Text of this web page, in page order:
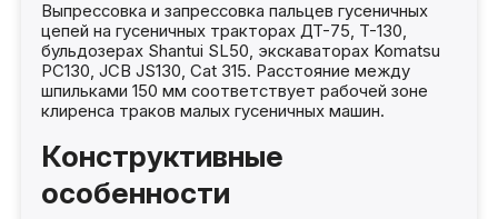
Выпрессовка и запрессовка пальцев гусеничных
цепей на гусеничных тракторах ДТ-75, Т-130,
бульдозерах Shantui SL50, экскаваторах Komatsu
PC130, JCB JS130, Cat 315. Расстояние между
шпильками 150 мм соответствует рабочей зоне
клиренса траков малых гусеничных машин.
Конструктивные
особенности